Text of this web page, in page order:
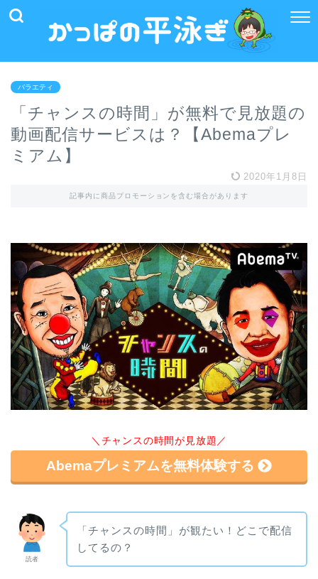
バラエティ
「チャンスの時間」が無料で見放題の
動画配信サービスは？【Abemaプレ
ミアム】
2020年1月8日
記事内に商品プロモーションを含む場合があります
＼チャンスの時間が見放題／
Abemaプレミアムを無料体験する
読者
「チャンスの時間」が観たい！どこで配信
してるの？